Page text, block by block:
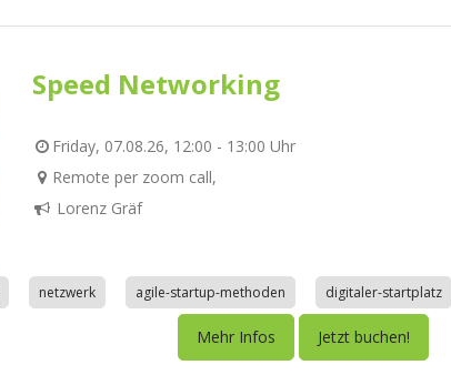
Speed Networking
Friday, 07.08.26, 12:00 - 13:00 Uhr
Remote per zoom call,
Lorenz Gräf
netzwerk agile-startup-methoden digitaler-startplatz
Mehr Infos Jetzt buchen!